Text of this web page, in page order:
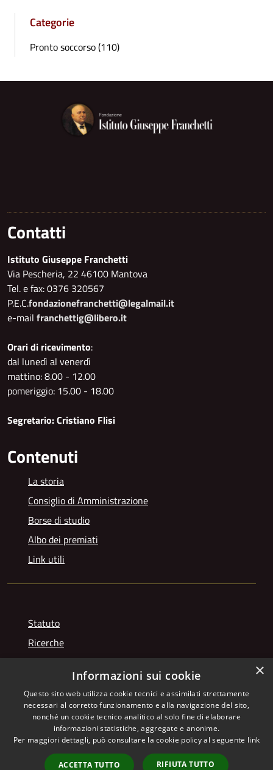
Categorie
Pronto soccorso (110)
Contatti
Istituto Giuseppe Franchetti
Via Pescheria, 22 46100 Mantova
Tel. e fax: 0376 320567
P.E.C.fondazionefranchetti@legalmail.it
e-mail franchettig@libero.it
Orari di ricevimento:
dal lunedì al venerdì
mattino: 8.00 - 12.00
pomeriggio: 15.00 - 18.00
Segretario: Cristiano Flisi
Contenuti
La storia
Consiglio di Amministrazione
Borse di studio
Albo dei premiati
Link utili
Statuto
Ricerche
Videogallery
Photogallery
RSS
Accessibilità
Copyright © 2026 • Istituto
Giuseppe Franchetti • Powered
byMunicipium Accesso
×
Informazioni sui cookie
Questo sito web utilizza cookie tecnici e assimilati strettamente
necessari al corretto funzionamento e alla navigazione del sito,
nonché un cookie tecnico analitico al solo fine di elaborare
informazioni statistiche, aggregate e anonime.
Per maggiori dettagli, può consultare la cookie policy al seguente link
ACCETTA TUTTO RIFIUTA TUTTO